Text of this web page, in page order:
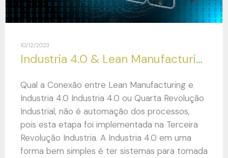
10/12/2023
Industria 4.0 & Lean Manufacturing
Qual a Conexão entre Lean Manufacturing e
Industria 4.0 Industria 4.0 ou Quarta Revolução
Industrial, não é automação dos processos,
pois esta etapa foi implementada na Terceira
Revolução Industria. A Industria 4.0 em uma
forma bem simples é ter sistemas para tomada